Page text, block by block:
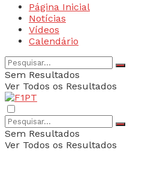
Página Inicial
Notícias
Vídeos
Calendário
Sem Resultados
Ver Todos os Resultados
Sem Resultados
Ver Todos os Resultados